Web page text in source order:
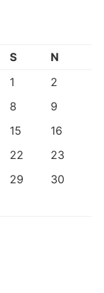
S
N
1
2
8
9
15
16
22
23
29
30